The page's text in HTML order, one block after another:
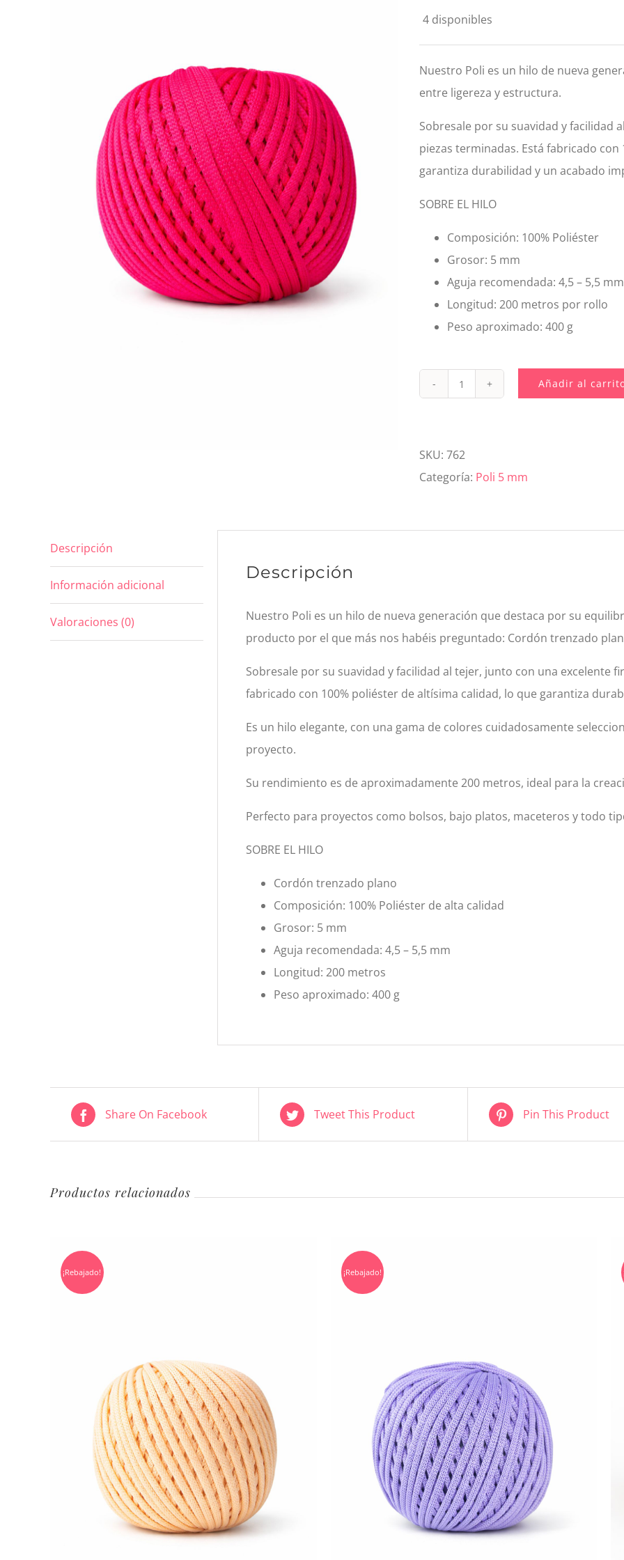
original
4 disponibles
Nuestro Poli es un hilo de nueva
entre ligereza y estructura.
Sobresale por su suavidad y facilidad
piezas terminadas. Está fabricado
garantiza durabilidad y un acabado
SOBRE EL HILO
Composición: 100% Poliéster
Grosor: 5 mm
Aguja recomendada: 4,5 – 5,5 mm
Longitud: 200 metros por rollo
Peso aproximado: 400 g
762.
Pink
cantidad
Añadir al
SKU: 762
Categoría: Poli 5 mm
Descripción
Información adicional
Valoraciones (0)
Descripción
Nuestro Poli es un hilo de nueva generación que destaca por su
producto por el que más nos habéis preguntado: Cordón trenzado
Sobresale por su suavidad y facilidad al tejer, junto con una excelente
fabricado con 100% poliéster de altísima calidad, lo que garantiza
Es un hilo elegante, con una gama de colores cuidadosamente
proyecto.
Su rendimiento es de aproximadamente 200 metros, ideal para la
Perfecto para proyectos como bolsos, bajo platos, maceteros y todo
SOBRE EL HILO
Cordón trenzado plano
Composición: 100% Poliéster de alta calidad
Grosor: 5 mm
Aguja recomendada: 4,5 – 5,5 mm
Longitud: 200 metros
Peso aproximado: 400 g
Share On Facebook Tweet This Product Pin This Product
Productos relacionados
¡Rebajado! ¡Rebajado!